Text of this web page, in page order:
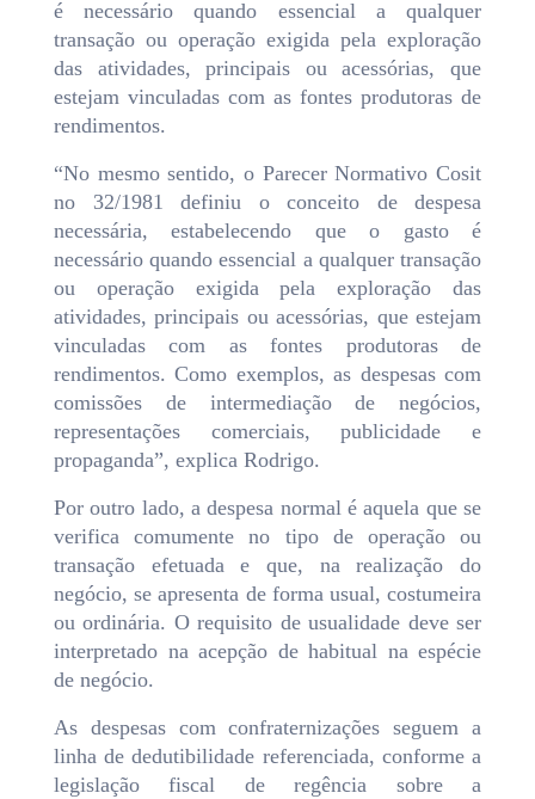
é necessário quando essencial a qualquer
transação ou operação exigida pela exploração
das atividades, principais ou acessórias, que
estejam vinculadas com as fontes produtoras de
rendimentos.
“No mesmo sentido, o Parecer Normativo Cosit
no 32/1981 definiu o conceito de despesa
necessária, estabelecendo que o gasto é
necessário quando essencial a qualquer transação
ou operação exigida pela exploração das
atividades, principais ou acessórias, que estejam
vinculadas com as fontes produtoras de
rendimentos. Como exemplos, as despesas com
comissões de intermediação de negócios,
representações comerciais, publicidade e
propaganda”, explica Rodrigo.
Por outro lado, a despesa normal é aquela que se
verifica comumente no tipo de operação ou
transação efetuada e que, na realização do
negócio, se apresenta de forma usual, costumeira
ou ordinária. O requisito de usualidade deve ser
interpretado na acepção de habitual na espécie
de negócio.
As despesas com confraternizações seguem a
linha de dedutibilidade referenciada, conforme a
legislação fiscal de regência sobre a